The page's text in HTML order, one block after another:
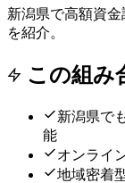
新潟県で高額資
を紹介。
この組み
新潟県で
能
オンライ
地域密着